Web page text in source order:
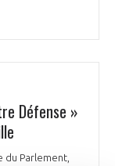
Défense »
du Parlement,